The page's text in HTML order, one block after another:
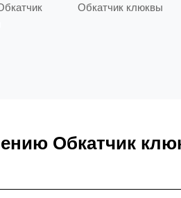
Обкатчик клюквы
Обкатчик